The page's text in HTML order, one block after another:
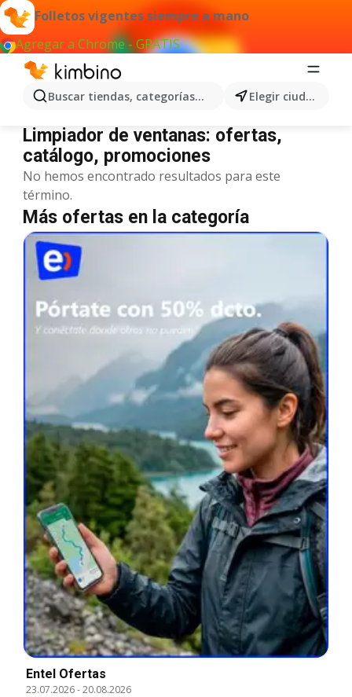
Folletos vigentes siempre a mano
Agregar a Chrome - GRATIS
Buscar tiendas, categorías, productos... Elegir ciudad
Limpiador de ventanas
Limpiador de ventanas: ofertas,
catálogo, promociones
No hemos encontrado resultados para este
término.
Más ofertas en la categoría
Entel Ofertas
23.07.2026-20.08.2026